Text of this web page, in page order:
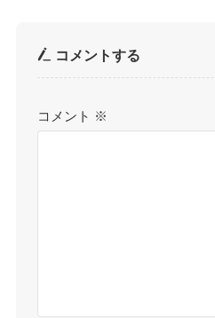
コメントする
コメント ※